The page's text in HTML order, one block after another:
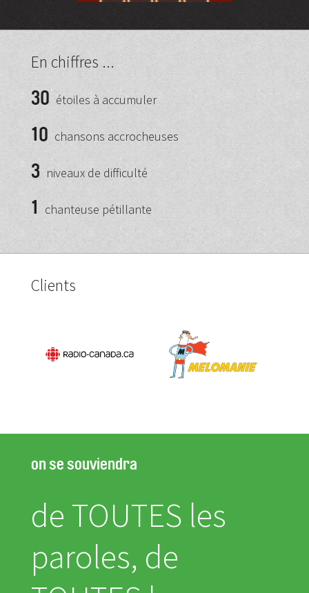
En chiffres ...
30 étoiles à accumuler
10 chansons accrocheuses
3 niveaux de difficulté
1 chanteuse pétillante
Clients
on se souviendra
de TOUTES les
paroles, de